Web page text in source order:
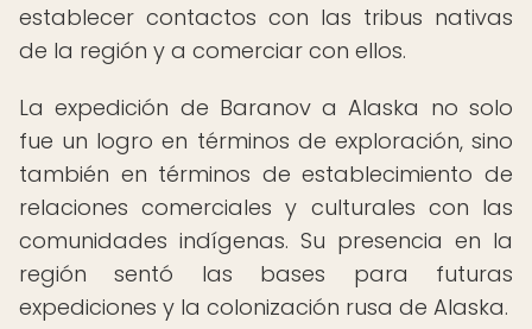
establecer contactos con las tribus nativas
de la región y a comerciar con ellos.
La expedición de Baranov a Alaska no solo
fue un logro en términos de exploración, sino
también en términos de establecimiento de
relaciones comerciales y culturales con las
comunidades indígenas. Su presencia en la
región sentó las bases para futuras
expediciones y la colonización rusa de Alaska.